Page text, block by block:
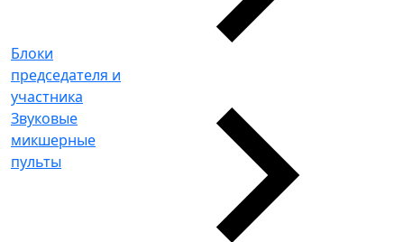
Блоки
председателя и
участника
Звуковые
микшерные
пульты